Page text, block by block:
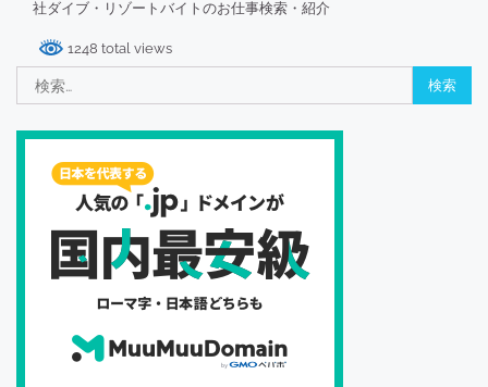
社ダイブ・リゾートバイトのお仕事検索・紹介
1248 total views
索: